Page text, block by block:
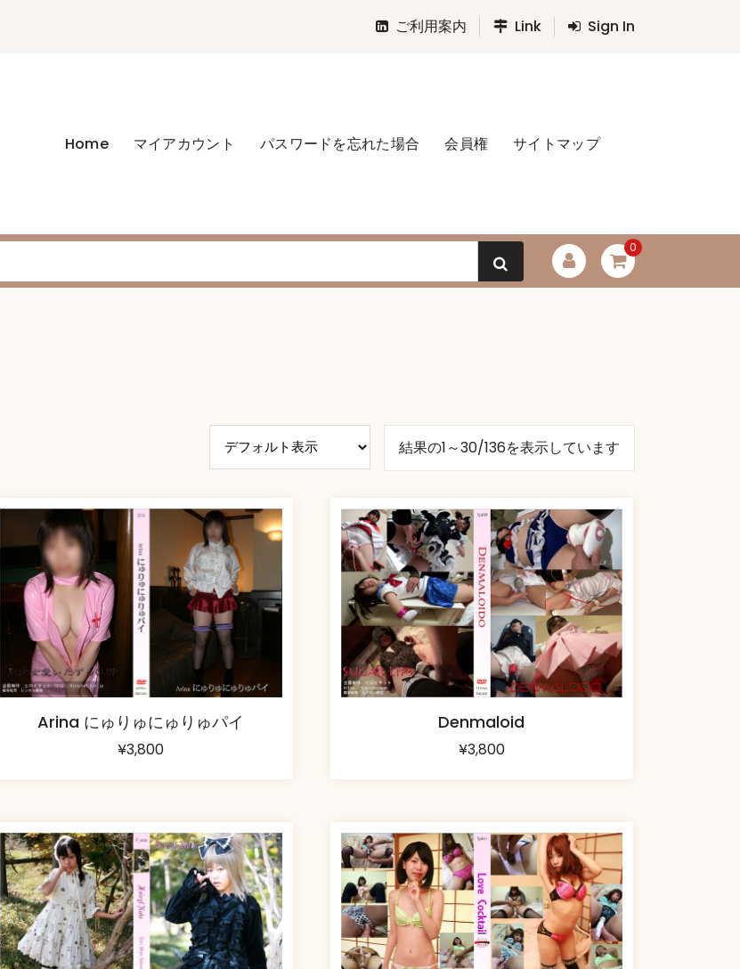
ご利用案内 Link Sign In
Home マイアカウント パスワードを忘れた場合 会員権 サイトマップ
0
結果の1～30/136を表示しています
Arina にゅりゅにゅりゅパイ
¥3,800
Denmaloid
¥3,800